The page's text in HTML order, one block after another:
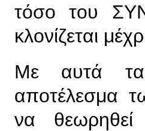
τόσο του
κλονίζεται
Με αυτά τα
αποτέλεσμα
να θεωρηθεί